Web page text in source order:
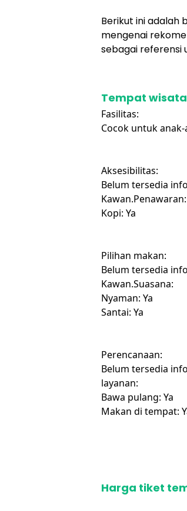
Berikut ini adalah
mengenai
sebagai referensi
Tempat
Fasilitas:
Cocok untuk anak-
Aksesibilitas:
Belum tersedia
Kawan.Penawaran:
Kopi: Ya
Pilihan makan:
Belum tersedia
Kawan.Suasana:
Nyaman: Ya
Santai: Ya
Perencanaan:
Belum tersedia
layanan:
Bawa pulang: Ya
Makan di tempat:
Harga tiket